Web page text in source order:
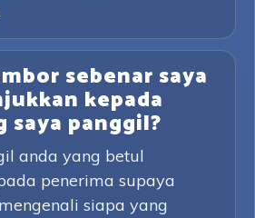
sebenar saya
kepada
saya panggil?
anda yang betul
penerima supaya
siapa yang